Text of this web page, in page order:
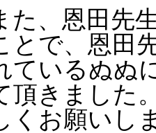
、恩田先
とで、恩田
ているぬぬ
頂きました
くお願いし